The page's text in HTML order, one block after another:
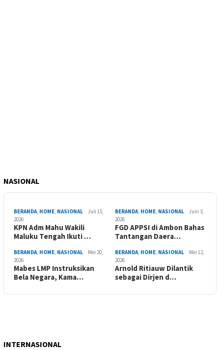
NASIONAL
BERANDA, HOME, NASIONAL
Juli 15,
2026
KPN Adm Mahu Wakili
Maluku Tengah Ikuti …
BERANDA, HOME, NASIONAL
Juni 3,
2026
FGD APPSI di Ambon Bahas
Tantangan Daera…
BERANDA, HOME, NASIONAL
Mei 20,
2026
Mabes LMP Instruksikan
Bela Negara, Kama…
BERANDA, HOME, NASIONAL
Mei 12,
2026
Arnold Ritiauw Dilantik
sebagai Dirjen d…
INTERNASIONAL